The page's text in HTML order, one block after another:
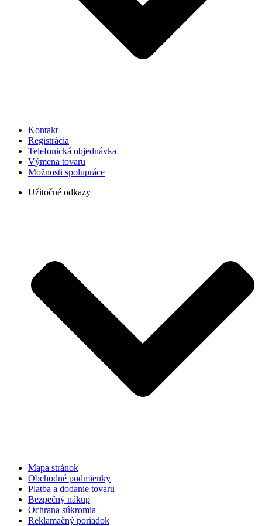
Kontakt
Registrácia
Telefonická objednávka
Výmena tovaru
Možnosti spolupráce
Užitočné odkazy
Mapa stránok
Obchodné podmienky
Platba a dodanie tovaru
Bezpečný nákup
Ochrana súkromia
Reklamačný poriadok